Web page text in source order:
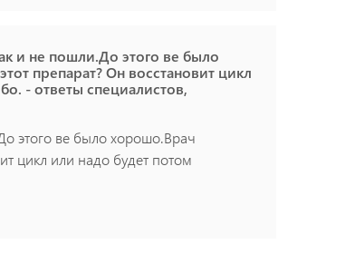
и не пошли.До этого ве было
препарат? Он восстановит цикл
- ответы специалистов,
этого ве было хорошо.Врач
цикл или надо будет потом